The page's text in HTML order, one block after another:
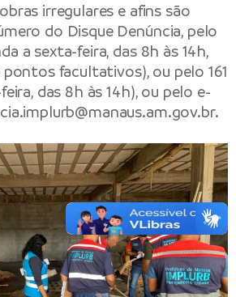
irregulares e afins são
do Disque Denúncia, pelo
a sexta-feira, das 8h às 14h,
facultativos), ou pelo 161
das 8h às 14h), ou pelo e-
.